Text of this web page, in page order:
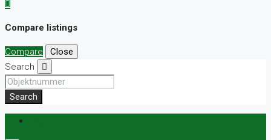
Compare listings
Compare
Close
Search
Search